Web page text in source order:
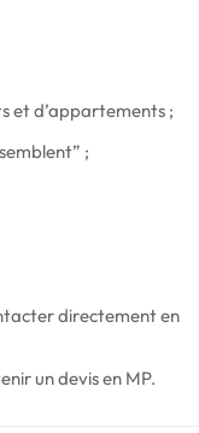
et d’appartements ;
;
directement en
un devis en MP.